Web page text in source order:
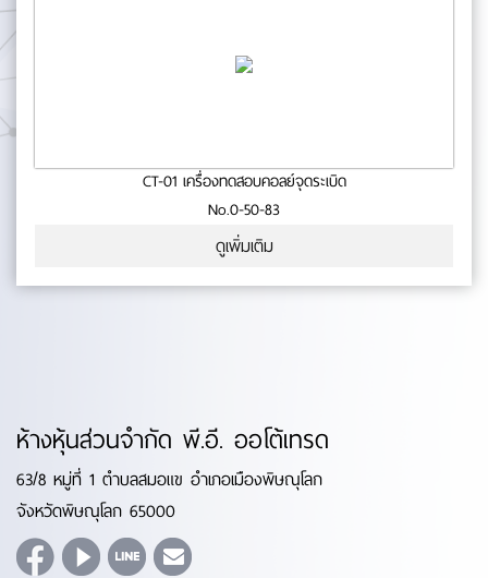
CT-01 เครื่องทดสอบคอลย์จุดระเบิด
No.0-50-83
ดูเพิ่มเติม
ห้างหุ้นส่วนจำกัด พี.อี. ออโต้เทรด
63/8 หมู่ที่ 1 ตำบลสมอแข อำเภอเมืองพิษณุโลก
จังหวัดพิษณุโลก 65000